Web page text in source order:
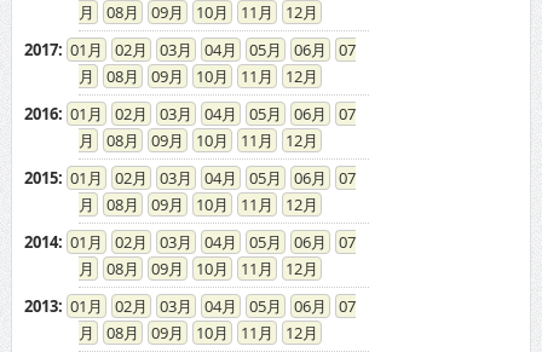
08
09 10 11
12
2017: 01 02 03 04 05 06
07
08
09 10 11
12
2016: 01 02 03 04 05 06
07
08
09 10 11
12
2015: 01 02 03 04 05 06
07
08
09 10 11
12
2014: 01 02 03 04 05 06
07
08
09 10 11
12
2013: 01 02 03 04 05 06
07
08
09 10 11
12